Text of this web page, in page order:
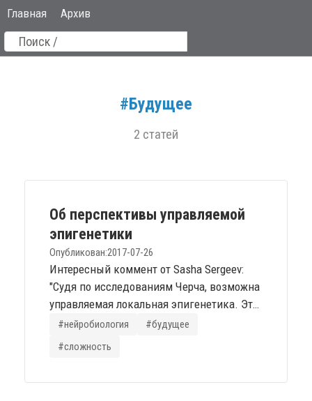
Главная Архив
#Будущее
2 статей
Об перспективы управляемой
эпигенетики
Опубликован:2017-07-26
Интересный коммент от Sasha Sergeev:
"Судя по исследованиям Черча, возможна
управляемая локальная эпигенетика. Это
означает, что под воздействием
компьютера кожа, мускулы, кости и
#нейробиология
#будущее
#сложность